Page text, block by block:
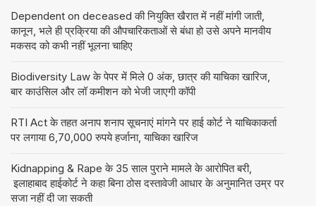
Dependent on deceased की नियुक्ति खैरात में नहीं मांगी जाती,
कानून, भले ही प्रक्रिया की औपचारिकताओं से बंधा हो उसे अपने मानवीय
मकसद को कभी नहीं भूलना चाहिए
Biodiversity Law के पेपर में मिले 0 अंक, छात्र की याचिका खारिज,
बार काउंसिल और लॉ कमीशन को भेजी जाएगी कॉपी
RTI Act के तहत अनाप शनाप सूचनाएं मांगने पर हाई कोर्ट ने याचिकाकर्ता
पर लगाया 6,70,000 रुपये हर्जाना, याचिका खारिज
Kidnapping & Rape के 35 साल पुराने मामले के आरोपित बरी,
इलाहाबाद हाईकोर्ट ने कहा बिना ठोस दस्तावेजी आधार के अनुमानित उम्र पर
सजा नहीं दी जा सकती